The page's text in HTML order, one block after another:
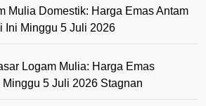
Mulia Domestik: Harga Emas Antam
Ini Minggu 5 Juli 2026
Logam Mulia: Harga Emas
5 Juli 2026 Stagnan